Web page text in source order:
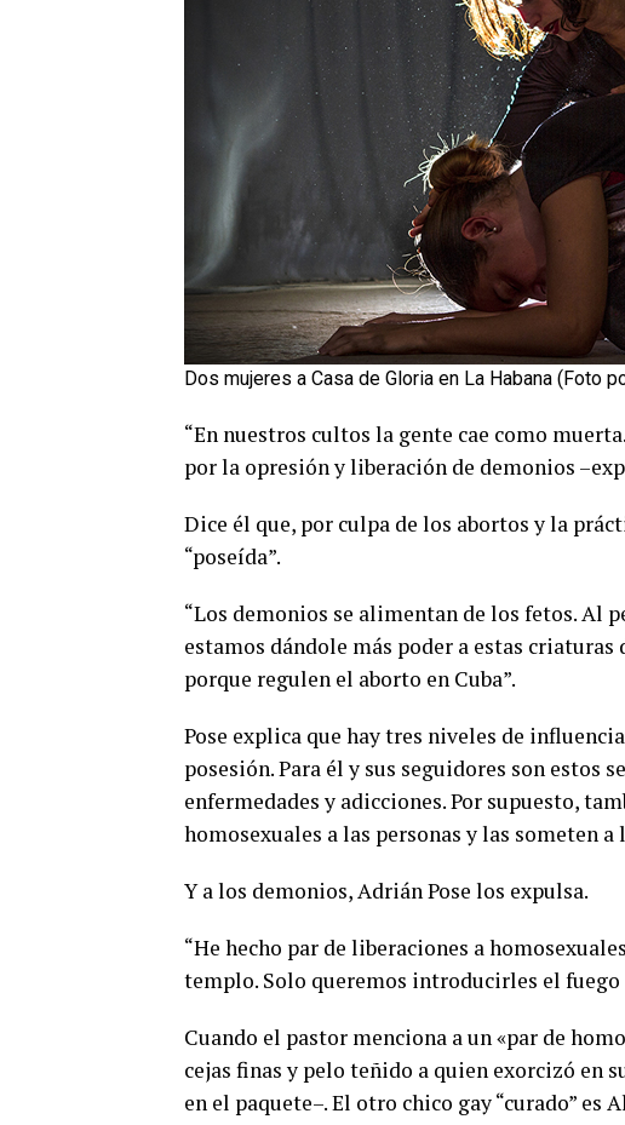
Dos mujeres a Casa de Gloria en La Habana (Foto
“En nuestros cultos la gente cae como
por la opresión y liberación de demonios
Dice él que, por culpa de los abortos y la
“poseída”.
“Los demonios se alimentan de los fetos.
estamos dándole más poder a estas
porque regulen el aborto en Cuba”.
Pose explica que hay tres niveles de
posesión. Para él y sus seguidores son estos
enfermedades y adicciones. Por supuesto,
homosexuales a las personas y las someten
Y a los demonios, Adrián Pose los expulsa.
“He hecho par de liberaciones a
templo. Solo queremos introducirles el fuego
Cuando el pastor menciona a un «par de
cejas finas y pelo teñido a quien exorcizó en
en el paquete–. El otro chico gay “curado”